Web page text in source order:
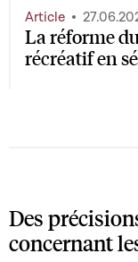
La réforme
récréatif en
Article
Des
concernant